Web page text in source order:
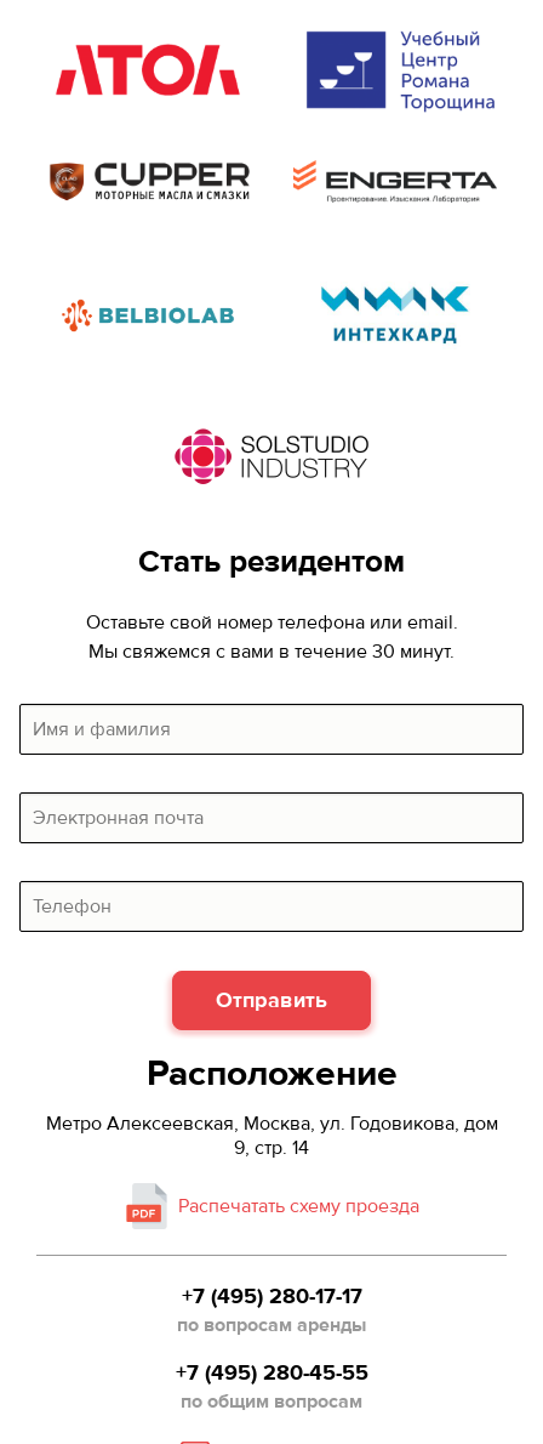
Стать резидентом
Оставьте свой номер телефона или email.
Мы свяжемся с вами в течение 30 минут.
Электронная
почта
Телефон
Отправить
Расположение
Метро Алексеевская, Москва, ул. Годовикова, дом
9, стр. 14
Распечатать схему проезда
+7 (495) 280-17-17
по вопросам аренды
+7 (495) 280-45-55
по общим вопросам